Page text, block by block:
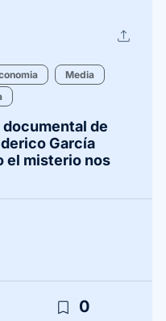
upload
Media
de
García
el misterio nos
bookmark_border 0